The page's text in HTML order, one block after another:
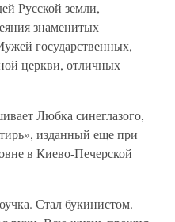
Русской земли,
знаменитых
государственных,
церкви, отличных
Любка синеглазого,
изданный еще при
в Киево-Печерской
Стал букинистом.